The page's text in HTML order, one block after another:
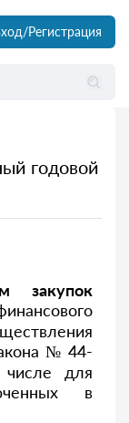
Регистрация
годовой
закупок
№ 44-
для
в